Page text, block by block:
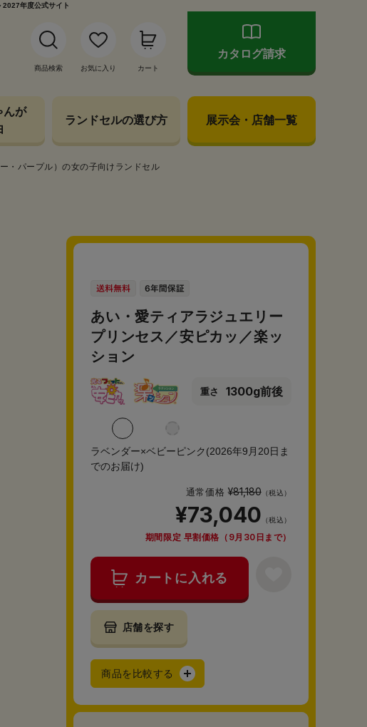
2027年度公式サイト
商品検索 お気に入り カート
カタログ請求
んが
ランドセルの選び方 展示会・店舗一覧
・パープル）の女の子向けランドセル
あい・愛ティアラジュエリー
プリンセス／安ピカッ／楽ッ
ション
重さ 1300g前後
ラベンダー×ベビーピンク(2026年9月20日ま
でのお届け)
通常価格¥81,180（税込）
¥73,040 （税込）
期間限定 早割価格（9月30日まで）
カートに入れる
店舗を探す
商品を比較する